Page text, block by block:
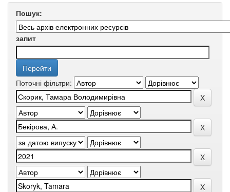
Пошук:
запит
Поточні фільтри: